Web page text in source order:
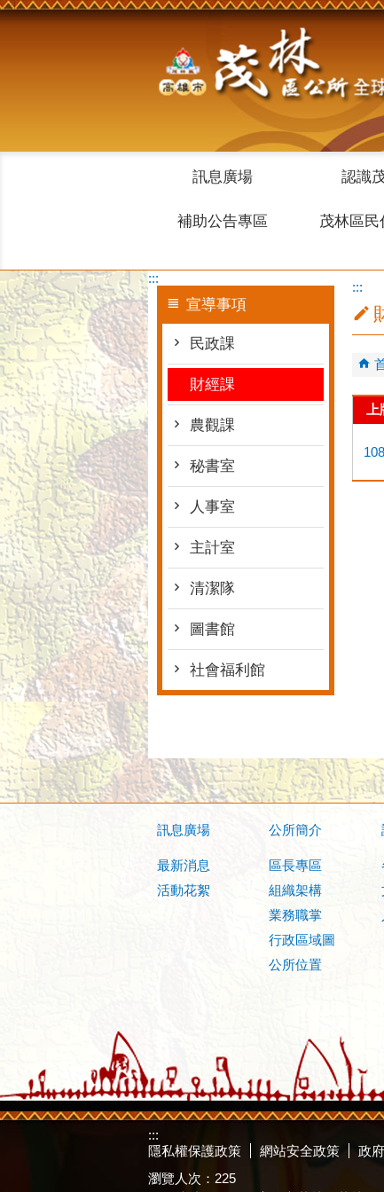
跳到主要內容區塊
訊息廣場 認識
補助公告專區 茂林區民
:::
宣導事項
民政課
財經課
農觀課
秘書室
人事室
主計室
清潔隊
圖書館
社會福利館
:::
訊息廣場
最新消息
活動花絮
公所簡介
區長專區
組織架構
業務職掌
行政區域圖
公所位置
:::
隱私權保護政策
網站安全政策
政
瀏覽人次： 225